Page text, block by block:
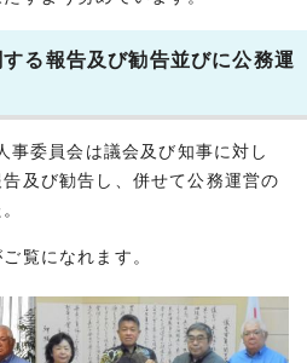
る報告及び勧告並びに公務運
委員会は議会及び知事に対し
及び勧告し、併せて公務運営の
覧になれます。